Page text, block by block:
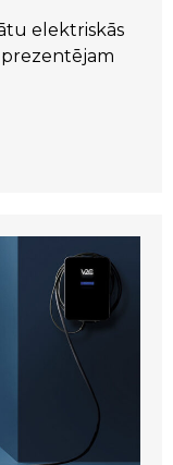
elektriskās
prezentējam